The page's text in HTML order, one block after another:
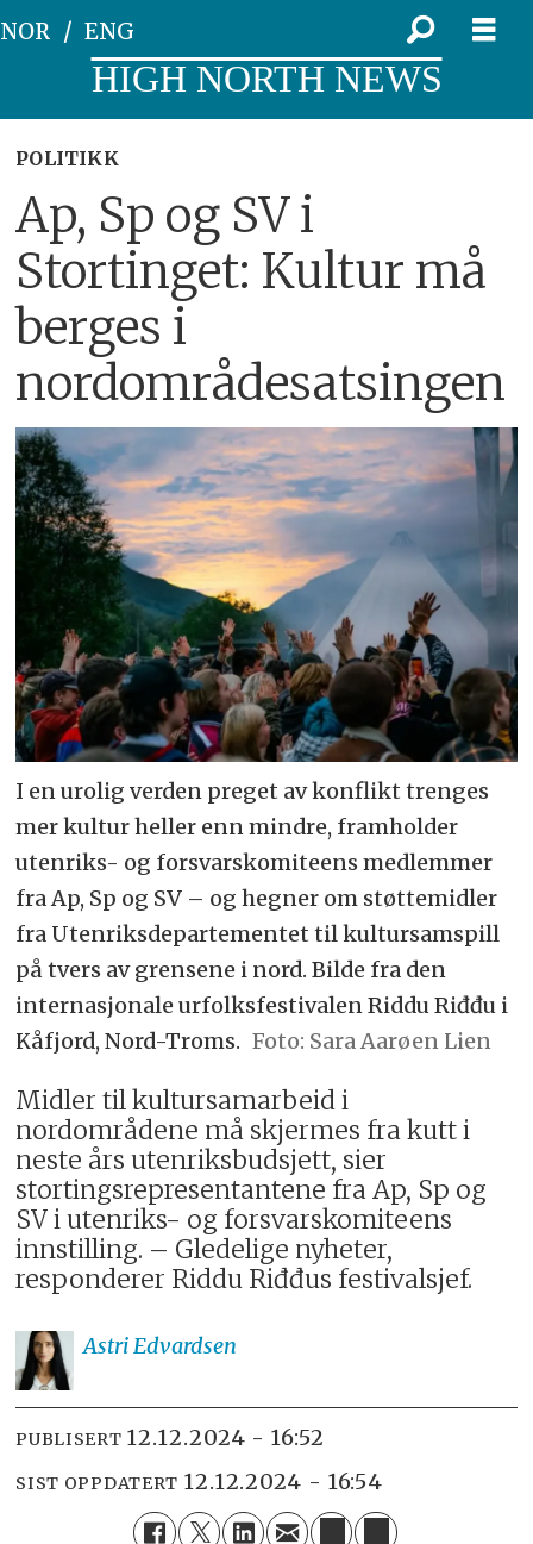
NOR ENG
HIGH NORTH NEWS
POLITIKK
Ap, Sp og SV i
Stortinget: Kultur må
berges i
nordområdesatsingen
I en urolig verden preget av konflikt trenges
mer kultur heller enn mindre, framholder
utenriks- og forsvarskomiteens medlemmer
fra Ap, Sp og SV – og hegner om støttemidler
fra Utenriksdepartementet til kultursamspill
på tvers av grensene i nord. Bilde fra den
internasjonale urfolksfestivalen Riddu Riđđu i
Kåfjord, Nord-Troms.
Sara Aarøen Lien
Midler til kultursamarbeid i
nordområdene må skjermes fra kutt i
neste års utenriksbudsjett, sier
stortingsrepresentantene fra Ap, Sp og
SV i utenriks- og forsvarskomiteens
innstilling. – Gledelige nyheter,
responderer Riddu Riđđus festivalsjef.
AstriEdvardsen
PUBLISERT 12.12.2024 - 16:52
SIST OPPDATERT 12.12.2024 - 16:54